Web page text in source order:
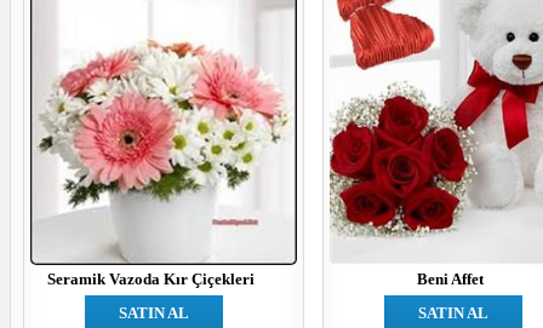
Seramik Vazoda Kır Çiçekleri
SATIN AL
Beni Affet
SATIN AL